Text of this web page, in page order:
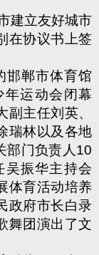
建立友好城市
在协议书上签
邯郸市体育馆
年运动会闭幕
主任刘英、
瑞林以及各地
部门负责人 10
吴振华主持会
体育活动培养
政府市长白录
舞团演出了文